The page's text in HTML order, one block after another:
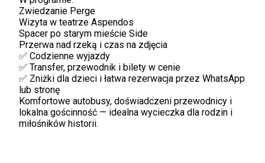
Zwiedzanie Perge
Wizyta w teatrze Aspendos
Spacer po starym mieście Side
Przerwa nad rzeką i czas na zdjęcia
✅ Codzienne wyjazdy
✅ Transfer, przewodnik i bilety w cenie
✅ Zniżki dla dzieci i łatwa rezerwacja przez WhatsApp
lub stronę
Komfortowe autobusy, doświadczeni przewodnicy i
lokalna gościnność — idealna wycieczka dla rodzin i
miłośników historii.